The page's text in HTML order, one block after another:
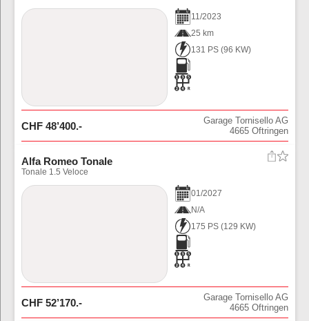
11/2023
25 km
131 PS (96 KW)
CHF 48’400.-
Garage Tornisello AG
4665 Oftringen
Alfa Romeo Tonale
Tonale 1.5 Veloce
01/2027
N/A
175 PS (129 KW)
CHF 52’170.-
Garage Tornisello AG
4665 Oftringen